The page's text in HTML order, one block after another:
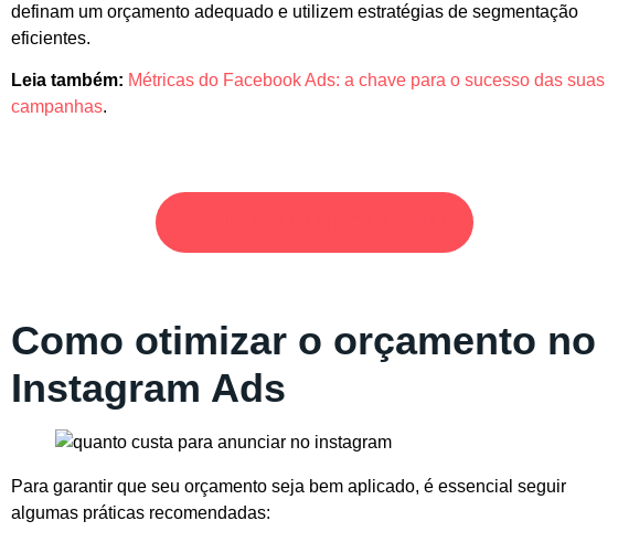
definam um orçamento adequado e utilizem estratégias de segmentação
eficientes.
Leia também: Métricas do Facebook Ads: a chave para o sucesso das suas
campanhas.
Como otimizar o orçamento no
Instagram Ads
Para garantir que seu orçamento seja bem aplicado, é essencial seguir
algumas práticas recomendadas: